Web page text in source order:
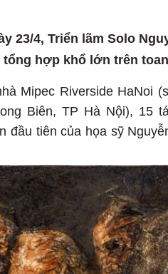
23/4, Triển lãm Solo
tổng hợp khổ lớn trên
Mipec Riverside HaNoi
Biên, TP Hà Nội), 15
đầu tiên của họa sỹ